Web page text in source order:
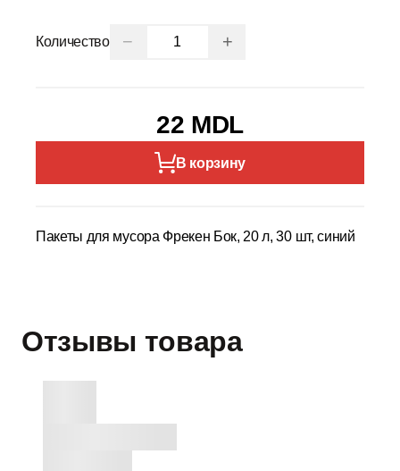
Количество − +
22 MDL
В корзину
Пакеты для мусора Фрекен Бок, 20 л, 30 шт, синий
Отзывы товара